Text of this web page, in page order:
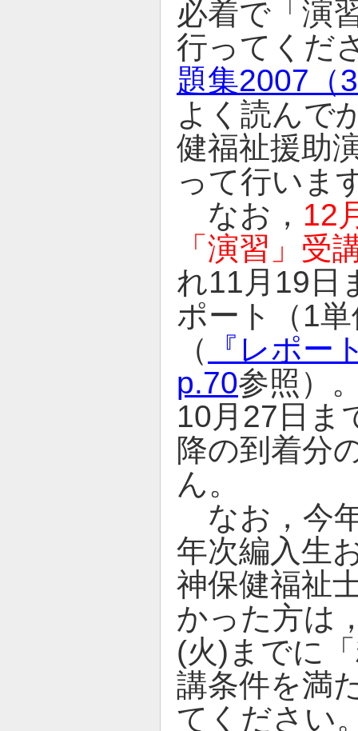
必着で「演
行ってくだ
題集2007（
よく読んで
健福祉援助
って行いま
なお， 12
「演習」受
れ11月19日
ポート（1
（
『レポー
p.70参照）
10月27日ま
降の到着分
ん。
なお，今
年次編入生
神保健福祉
かった方は
(火)までに
講条件を満
てください